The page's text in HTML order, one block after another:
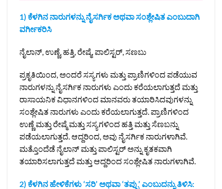
1) ಕೆಳಗಿನ ನಾರುಗಳನ್ನು ನೈಸರ್ಗಿಕ ಅಥವಾ ಸಂಶ್ಲೇಷಿತ ಎಂಬುದಾಗಿ
ವರ್ಗೀಕರಿಸಿ
ನೈಲಾನ್, ಉಣ್ಣೆ, ಹತ್ತಿ, ರೇಷ್ಮೆ, ಪಾಲಿಸ್ಟರ್, ಸಣಬು
ಪ್ರಕೃತಿಯಿಂದ, ಅಂದರೆ ಸಸ್ಯಗಳು ಮತ್ತು ಪ್ರಾಣಿಗಳಿಂದ ಪಡೆಯುವ
ನಾರುಗಳನ್ನು ನೈಸರ್ಗಿಕ ನಾರುಗಳು ಎಂದು ಕರೆಯಲಾಗುತ್ತದೆ ಮತ್ತು
ರಾಸಾಯನಿಕ ವಿಧಾನಗಳಿಂದ ಮಾನವರು ತಯಾರಿಸಿದವುಗಳನ್ನು
ಸಂಶ್ಲೇಷಿತ ನಾರುಗಳು ಎಂದು ಕರೆಯಲಾಗುತ್ತದೆ. ಪ್ರಾಣಿಗಳಿಂದ
ಉಣ್ಣೆ ಮತ್ತು ರೇಷ್ಮೆ ಮತ್ತು ಸಸ್ಯಗಳಿಂದ ಹತ್ತಿ ಮತ್ತು ಸೆಣಬನ್ನು
ಪಡೆಯಲಾಗುತ್ತದೆ. ಆದ್ದರಿಂದ, ಅವು ನೈಸರ್ಗಿಕ ನಾರುಗಳಾಗಿವೆ.
ಮತ್ತೊಂದೆಡೆ ನೈಲಾನ್ ಮತ್ತು ಪಾಲಿಸ್ಟರ್ ಅನ್ನು ಕೃತಕವಾಗಿ
ತಯಾರಿಸಲಾಗುತ್ತದೆ ಮತ್ತು ಆದ್ದರಿಂದ ಸಂಶ್ಲೇಷಿತ ನಾರುಗಳಾಗಿವೆ.
2) ಕೆಳಗಿನ ಹೇಳಿಕೆಗಳು ‘ಸರಿ’ ಅಥವಾ ‘ತಪ್ಪು’ ಎಂಬುದನ್ನು ತಿಳಿಸಿ: